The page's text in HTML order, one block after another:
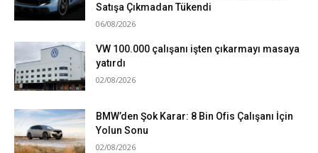
Satışa Çıkmadan Tükendi
06/08/2026
VW 100.000 çalışanı işten çıkarmayı masaya
yatırdı
02/08/2026
BMW’den Şok Karar: 8 Bin Ofis Çalışanı İçin
Yolun Sonu
02/08/2026